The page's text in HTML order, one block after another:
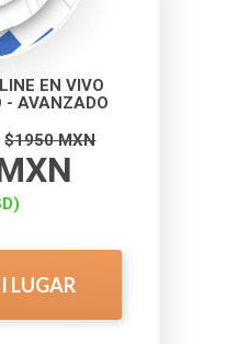
LUGAR
$1950 MXN
EN VIVO
- AVANZADO